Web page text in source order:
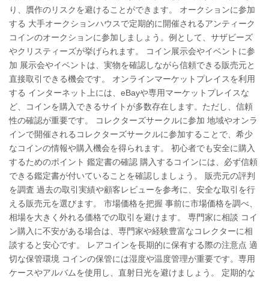
り、贋作のリスクを避けることができます。 オークションに参加
する 大手オークションハウスで定期的に開催されるアンティーク
コインのオークションに参加しましょう。例として、サザビーズ
やクリスティーズが挙げられます。 コイン展示会やイベントに参
加 展示会やイベントは、実物を確認しながら信頼できる販売元と
直接取引できる機会です。 オンラインマーケットプレイスを利用
する インターネット上には、eBayや専用マーケットプレイスな
ど、コインを購入できるサイトが多数存在します。ただし、信頼
性の確認が重要です。 コレクターズサークルに参加 地域やオンラ
インで開催されるコレクターズサークルに参加することで、希少
なコインの情報や購入機会を得られます。 初心者でも安全に購入
するためのポイント 鑑定書の確認 購入するコインには、必ず信頼
できる鑑定書が付いていることを確認しましょう。 販売元の評判
を調査 過去の取引実績や顧客レビューを参考に、安全な取引を行
える販売元を選びます。 市場価格を把握 事前に市場価格を調べ、
相場を大きく外れる価格での取引を避けます。 専門家に相談 コイ
ン購入に不安がある場合は、専門家や経験豊富なコレクターに相
談すると安心です。 レアコインを長期的に保有する際の注意点 適
切な保管環境 コインの保管には湿度や温度管理が重要です。専用
ケースやアルバムを使用し、直射日光を避けましょう。 定期的な